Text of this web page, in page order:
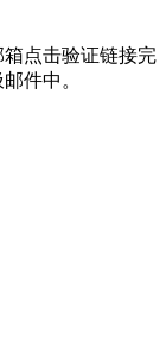
点击验证链接完
件中。